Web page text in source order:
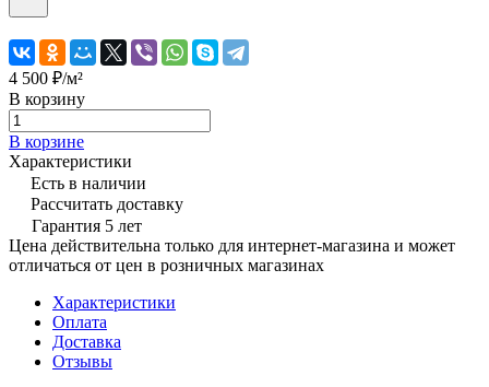
4 500 ₽/м²
В корзину
В корзине
Характеристики
Есть в наличии
Рассчитать доставку
Гарантия 5 лет
Цена действительна только для интернет-магазина и может
отличаться от цен в розничных магазинах
Характеристики
Оплата
Доставка
Отзывы